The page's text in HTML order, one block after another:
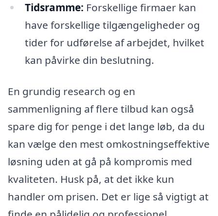
Tidsramme: Forskellige firmaer kan
have forskellige tilgængeligheder og
tider for udførelse af arbejdet, hvilket
kan påvirke din beslutning.
En grundig research og en
sammenligning af flere tilbud kan også
spare dig for penge i det lange løb, da du
kan vælge den mest omkostningseffektive
løsning uden at gå på kompromis med
kvaliteten. Husk på, at det ikke kun
handler om prisen. Det er lige så vigtigt at